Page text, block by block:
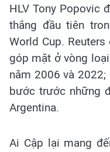
HLV Tony Popovic
thắng đầu tiên
World Cup.
góp mặt ở vòng
năm 2006 và
bước trước những
Argentina.
Ai Cập lại mang